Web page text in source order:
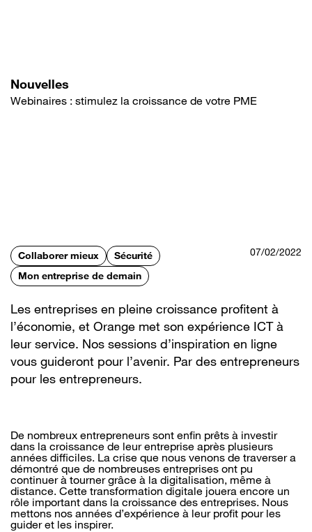
Nouvelles
Webinaires : stimulez la croissance de votre PME
Collaborer mieux
Sécurité
Mon entreprise de demain
07/02/2022
Les entreprises en pleine croissance profitent à
l’économie, et Orange met son expérience ICT à
leur service. Nos sessions d’inspiration en ligne
vous guideront pour l’avenir. Par des entrepreneurs
pour les entrepreneurs.
De nombreux entrepreneurs sont enfin prêts à investir
dans la croissance de leur entreprise après plusieurs
années difficiles. La crise que nous venons de traverser a
démontré que de nombreuses entreprises ont pu
continuer à tourner grâce à la digitalisation, même à
distance. Cette transformation digitale jouera encore un
rôle important dans la croissance des entreprises. Nous
mettons nos années d’expérience à leur profit pour les
guider et les inspirer.